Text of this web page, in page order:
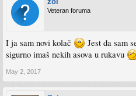
Veteran foruma
I ja sam novi kolač
Jest da sam
sigurno imaš nekih asova u rukavu
May 2, 2017